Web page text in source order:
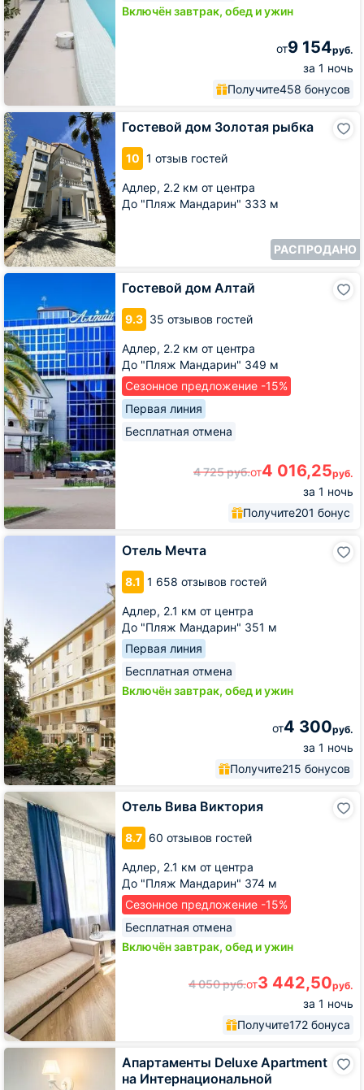
Включён завтрак, обед и ужин
от9 154руб.
за 1 ночь
Получите458 бонусов
Гостевой дом Золотая рыбка
10 1 отзыв гостей
Адлер, 2.2 км от центра
До "Пляж Мандарин" 333 м
РАСПРОДАНО
Гостевой
дом
Золотая
рыбка
Гостевой дом Алтай
9.3 35 отзывов гостей
Адлер, 2.2 км от центра
До "Пляж Мандарин" 349 м
Сезонное предложение -15%
Первая линия
Бесплатная отмена
4 725руб.от4 016,25руб.
за 1 ночь
Получите201 бонус
Гостевой
Отель Мечта
8.1 1 658 отзывов гостей
Адлер, 2.1 км от центра
До "Пляж Мандарин" 351 м
Первая линия
Бесплатная отмена
Включён завтрак, обед и ужин
от4 300руб.
за 1 ночь
Получите215 бонусов
Отель
Отель Вива Виктория
8.7 60 отзывов гостей
Адлер, 2.1 км от центра
До "Пляж Мандарин" 374 м
Сезонное предложение -15%
Бесплатная отмена
Включён завтрак, обед и ужин
4 050руб.от3 442,50руб.
за 1 ночь
Получите172 бонуса
Отель
Вива
Виктория
Апартаменты Deluxe Apartment
на Интернациональной
Апартаменты
Apartment